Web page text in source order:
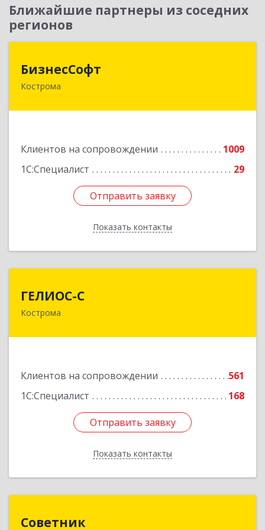
Ближайшие партнеры из соседних
регионов
БизнесСофт
Кострома
Клиентов на сопровождении
1009
1С:Специалист
29
Отправить заявку
Показать контакты
Отправить заявку
Назад
ГЕЛИОС-С
Кострома
Клиентов на сопровождении
561
1С:Специалист
168
Отправить заявку
Показать контакты
156026, Костромская обл, г.о. город Кострома,
Отправить заявку
Назад
Советник